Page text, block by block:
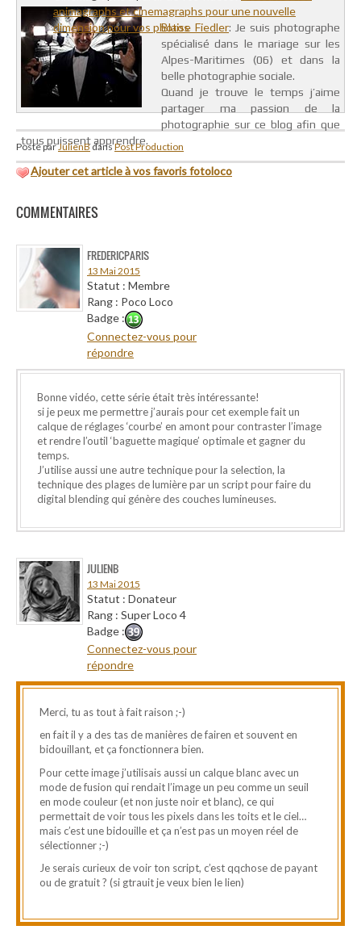
animagraphs et cinemagraphs pour une nouvelle
dimension pour vos photosBlaise Fiedler: Je suis photographe
spécialisé dans le mariage sur les
Alpes-Maritimes (06) et dans la
belle photographie sociale.
Quand je trouve le temps j’aime
partager ma passion de la
photographie sur ce blog afin que
tous puissent apprendre.
Posté parJulienBdansPost Production
Ajouter cet article à vos favoris fotoloco
COMMENTAIRES
FREDERICPARIS
13 Mai 2015
Statut : Membre
Rang : Poco Loco
Badge :
Connectez-vous pour
répondre
Bonne vidéo, cette série était très intéressante!
si je peux me permettre j’aurais pour cet exemple fait un
calque de réglages ‘courbe’ en amont pour contraster l’image
et rendre l’outil ‘baguette magique’ optimale et gagner du
temps.
J’utilise aussi une autre technique pour la selection, la
technique des plages de lumière par un script pour faire du
digital blending qui génère des couches lumineuses.
JULIENB
13 Mai 2015
Statut : Donateur
Rang : Super Loco 4
Badge :
Connectez-vous pour
répondre
Merci, tu as tout à fait raison ;-)
en fait il y a des tas de manières de fairen et souvent en
bidouillant, et ça fonctionnera bien.
Pour cette image j’utilisais aussi un calque blanc avec un
mode de fusion qui rendait l’image un peu comme un seuil
en mode couleur (et non juste noir et blanc), ce qui
permettait de voir tous les pixels dans les toits et le ciel…
mais c’est une bidouille et ça n’est pas un moyen réel de
sélectionner ;-)
Je serais curieux de voir ton script, c’est qqchose de payant
ou de gratuit ? (si gtrauit je veux bien le lien)